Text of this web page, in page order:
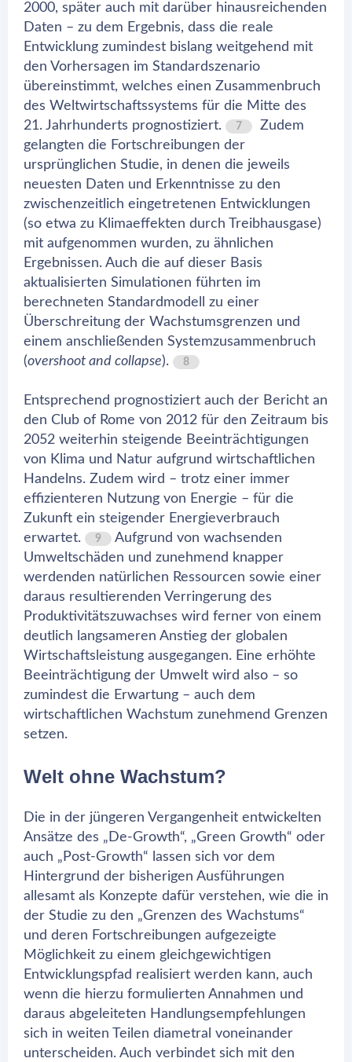
2000, später auch mit darüber hinausreichenden
Daten – zu dem Ergebnis, dass die reale
Entwicklung zumindest bislang weitgehend mit
den Vorhersagen im Standardszenario
übereinstimmt, welches einen Zusammenbruch
des Weltwirtschaftssystems für die Mitte des
21. Jahrhunderts prognostiziert.
7
Zudem
gelangten die Fortschreibungen der
ursprünglichen Studie, in denen die jeweils
neuesten Daten und Erkenntnisse zu den
zwischenzeitlich eingetretenen Entwicklungen
(so etwa zu Klimaeffekten durch Treibhausgase)
mit aufgenommen wurden, zu ähnlichen
Ergebnissen. Auch die auf dieser Basis
aktualisierten Simulationen führten im
berechneten Standardmodell zu einer
Überschreitung der Wachstumsgrenzen und
einem anschließenden Systemzusammenbruch
(overshoot and collapse). 8
Entsprechend prognostiziert auch der Bericht an
den Club of Rome von 2012 für den Zeitraum bis
2052 weiterhin steigende Beeinträchtigungen
von Klima und Natur aufgrund wirtschaftlichen
Handelns. Zudem wird – trotz einer immer
effizienteren Nutzung von Energie – für die
Zukunft ein steigender Energieverbrauch
erwartet.
9
Aufgrund von wachsenden
Umweltschäden und zunehmend knapper
werdenden natürlichen Ressourcen sowie einer
daraus resultierenden Verringerung des
Produktivitätszuwachses wird ferner von einem
deutlich langsameren Anstieg der globalen
Wirtschaftsleistung ausgegangen. Eine erhöhte
Beeinträchtigung der Umwelt wird also – so
zumindest die Erwartung – auch dem
wirtschaftlichen Wachstum zunehmend Grenzen
setzen.
Welt ohne Wachstum?
Die in der jüngeren Vergangenheit entwickelten
Ansätze des „De-Growth“, „Green Growth“ oder
auch „Post-Growth“ lassen sich vor dem
Hintergrund der bisherigen Ausführungen
allesamt als Konzepte dafür verstehen, wie die in
der Studie zu den „Grenzen des Wachstums“
und deren Fortschreibungen aufgezeigte
Möglichkeit zu einem gleichgewichtigen
Entwicklungspfad realisiert werden kann, auch
wenn die hierzu formulierten Annahmen und
daraus abgeleiteten Handlungsempfehlungen
sich in weiten Teilen diametral voneinander
unterscheiden. Auch verbindet sich mit den